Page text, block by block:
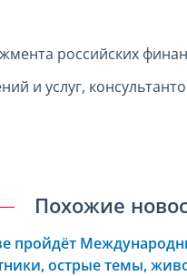
российских
и услуг,
Похожие
пройдёт
острые темы,